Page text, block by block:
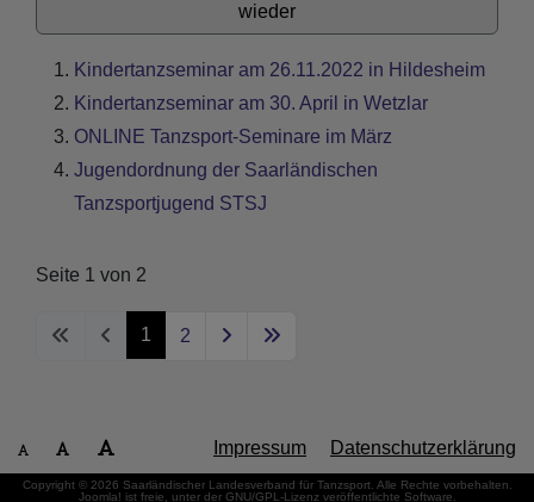
wieder
Kindertanzseminar am 26.11.2022 in Hildesheim
Kindertanzseminar am 30. April in Wetzlar
ONLINE Tanzsport-Seminare im März
Jugendordnung der Saarländischen
Tanzsportjugend STSJ
Seite 1 von 2
1 2
Impressum Datenschutzerklärung
Copyright © 2026 Saarländischer Landesverband für Tanzsport. Alle Rechte vorbehalten.
Joomla! ist freie, unter der GNU/GPL-Lizenz veröffentlichte Software.